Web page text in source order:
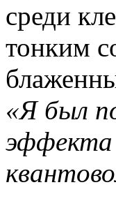
среди
тонким
«Я был
эффекта